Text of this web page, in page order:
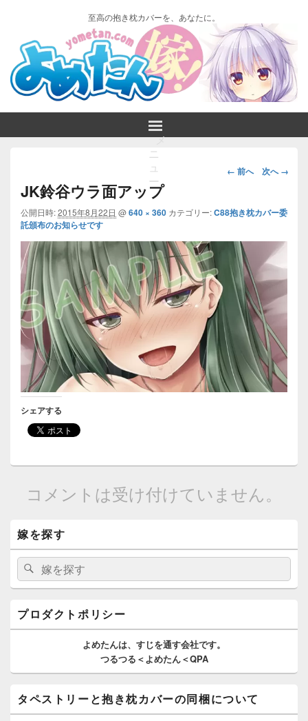
至高の抱き枕カバーを、あなたに。
メ
ニ
ュ
ー
画
ビ
ー
シ
ョ
ン
← 前へ 次へ →
JK鈴谷ウラ面アップ
公開日時:2015年8月22日 @640 × 360 カテゴリー:C88抱き枕カバー委
託頒布のお知らせです
シェアする
コメントは受け付けていません。
イ
ン
サ
ド
ー
ッ
エ
リ
嫁を探す
検
索:
検
索
プロダクトポリシー
よめたんは、 すじを通す会社です。
つるつる＜よめたん＜QPA
タペストリーと抱き枕カバーの同梱について